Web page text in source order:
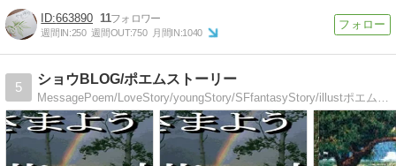
663890 11
週間IN:250 週間OUT:750 月間IN:1040
5
ショウBLOG/ポエムストーリー
MessagePoem/LoveStory/youngStory/SFfantasyStory/illustポエム恋愛学園ファンタジーミステリー小説イラスト